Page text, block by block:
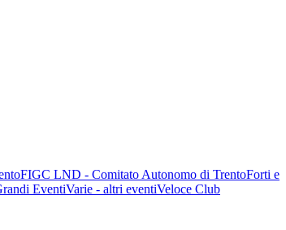
FIGC LND - Comitato Autonomo di TrentoForti e
EventiVarie - altri eventiVeloce Club